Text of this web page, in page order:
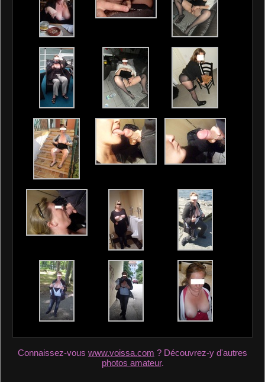
Connaissez-vous www.voissa.com ? Découvrez-y d'autres
photos amateur.